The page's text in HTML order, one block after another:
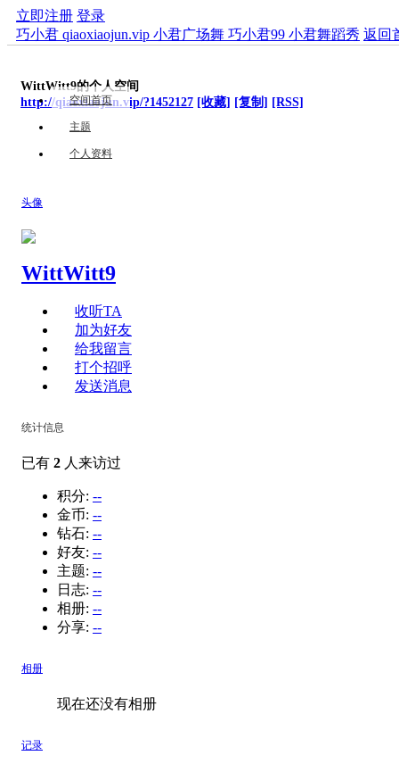
立即注册 登录
巧小君 qiaoxiaojun.vip 小君广场舞 巧小君99 小君舞蹈秀 返回
WittWitt9的个人空间
http://qiaoxiaojun.vip/?1452127 [收藏] [复制] [RSS]
空间首页
主题
个人资料
头像
WittWitt9
收听TA
加为好友
给我留言
打个招呼
发送消息
统计信息
已有 2 人来访过
积分: --
金币: --
钻石: --
好友: --
主题: --
日志: --
相册: --
分享: --
相册
现在还没有相册
记录